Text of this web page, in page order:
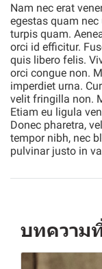
Nam nec erat
egestas quam
turpis quam.
orci id efficitur.
quis libero felis.
orci congue non.
imperdiet urna.
velit fringilla non.
Etiam eu ligula
Donec pharetra,
tempor nibh, nec
pulvinar justo in
บทความ